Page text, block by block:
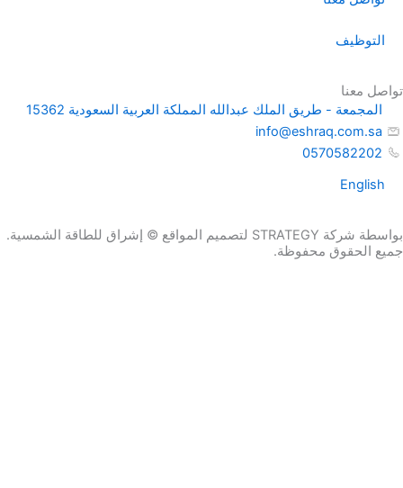
التوظيف
تواصل معنا
المجمعة - طريق الملك عبدالله المملكة العربية السعودية 15362
info@eshraq.com.sa
0570582202
English
بواسطة شركة STRATEGY لتصميم المواقع © إشراق للطاقة الشمسية.
جميع الحقوق محفوظة.